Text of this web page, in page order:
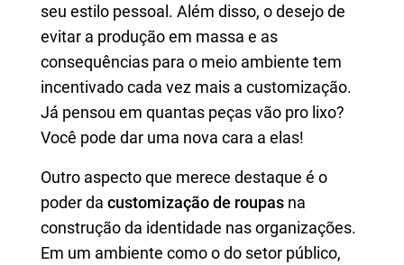
seu estilo pessoal. Além disso, o desejo de
evitar a produção em massa e as
consequências para o meio ambiente tem
incentivado cada vez mais a customização.
Já pensou em quantas peças vão pro lixo?
Você pode dar uma nova cara a elas!
Outro aspecto que merece destaque é o
poder da customização de roupas na
construção da identidade nas organizações.
Em um ambiente como o do setor público,